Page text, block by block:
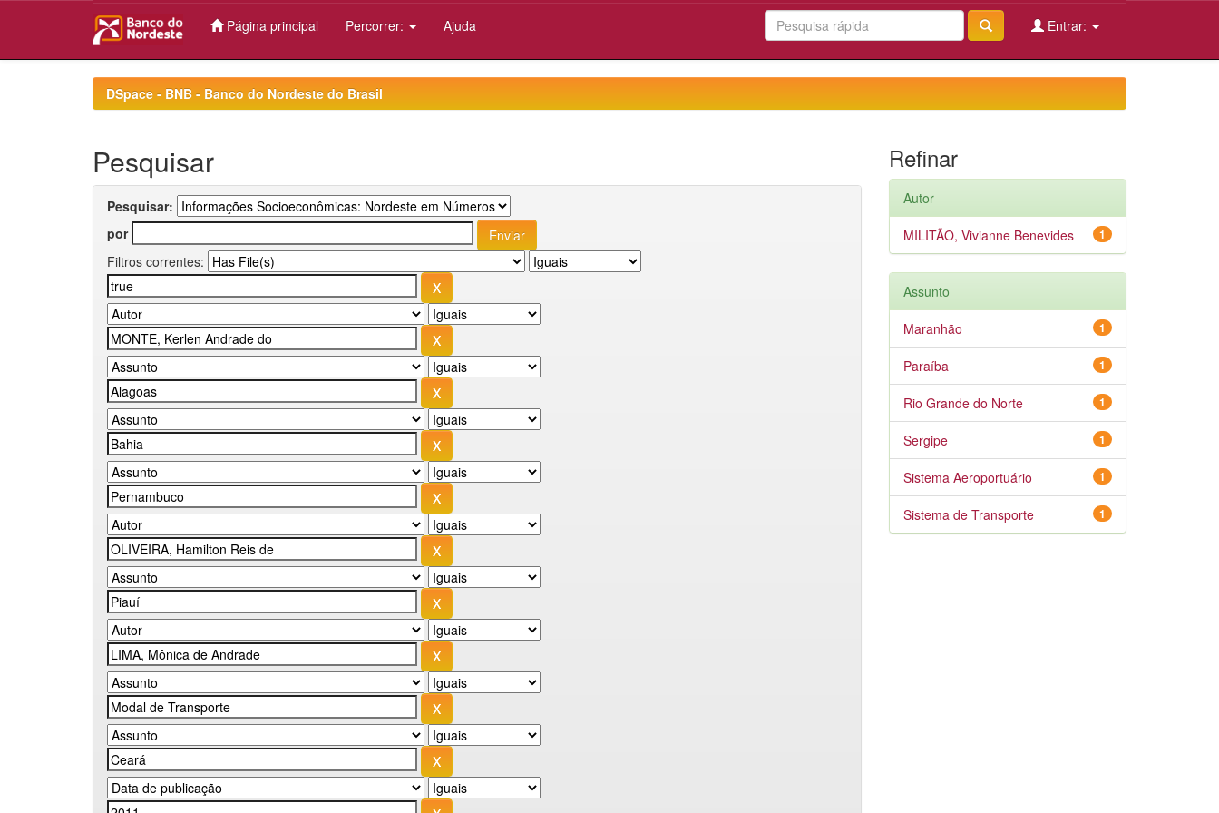
Página principal Percorrer: Ajuda Entrar:
DSpace - BNB - Banco do Nordeste do Brasil
Pesquisar
Pesquisar:
por
Filtros correntes:
Refinar
Autor
1
MILITÃO, Vivianne Benevides
Assunto
1
Maranhão
1
Paraíba
1
Rio Grande do Norte
1
Sergipe
1
Sistema Aeroportuário
1
Sistema de Transporte